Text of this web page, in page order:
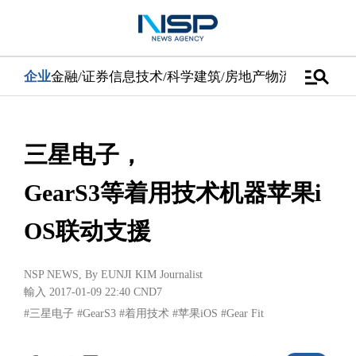
企业金融/证券信息技术/科学建筑/房地产物流/配送汽车
manage_search
三星电子，
GearS3等着用技术机器苹果i
OS联动支援
NSP NEWS, By EUNJI KIM Journalist
輸入 2017-01-09 22:40 CND7
#三星电子 #GearS3 #着用技术 #苹果iOS #Gear Fit